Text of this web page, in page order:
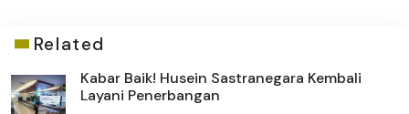
Related
Kabar Baik! Husein Sastranegara Kembali
Layani Penerbangan